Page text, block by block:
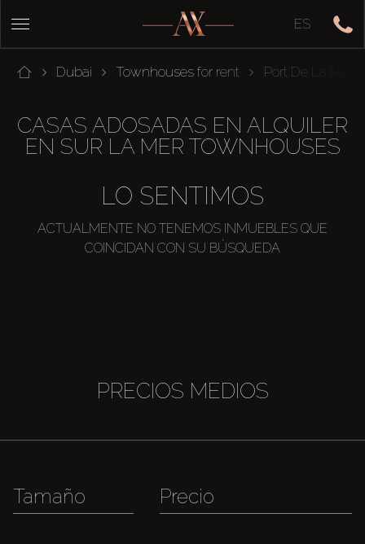
ES
Dubai Townhouses for rent Port De La Mer
CASAS ADOSADAS EN ALQUILER
EN SUR LA MER TOWNHOUSES
LO SENTIMOS
ACTUALMENTE NO TENEMOS INMUEBLES QUE
COINCIDAN CON SU BÚSQUEDA
PRECIOS MEDIOS
Tamaño Precio